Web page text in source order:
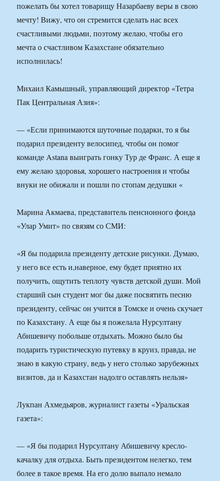
пожелать бы хотел товарищу Назарбаеву веры в свою
мечту! Вижу, что он стремится сделать нас всех
счастливыми людьми, поэтому желаю, чтобы его
мечта о счастливом Казахстане обязательно
исполнилась!
Михаил Камышный, управляющий директор «Тетра
Пак Центральная Азия»:
— «Если принимаются шуточные подарки, то я бы
подарил президенту велосипед, чтобы он помог
команде Astana выиграть гонку Тур де Франс. А еще я
ему желаю здоровья, хорошего настроения и чтобы
внуки не обижали и пошли по стопам дедушки «
Марина Акмаева, представитель пенсионного фонда
«Улар Умит» по связям со СМИ:
«Я бы подарила президенту детские рисунки. Думаю,
у него все есть и,наверное, ему будет приятно их
получить, ощутить теплоту чувств детской души. Мой
старший сын студент мог бы даже посвятить песню
президенту, сейчас он учится в Томске и очень скучает
по Казахстану. А еще бы я пожелала Нурсултану
Абишевичу побольше отдыхать. Можно было бы
подарить туристическую путевку в круиз, правда, не
знаю в какую страну, ведь у него столько зарубежных
визитов, да и Казахстан надолго оставлять нельзя»
Лукпан Ахмедьяров, журналист газеты «Уральская
газета»:
— «Я бы подарил Нурсултану Абишевичу кресло-
качалку для отдыха. Быть президентом нелегко, тем
более в такое время. На его долю выпало немало